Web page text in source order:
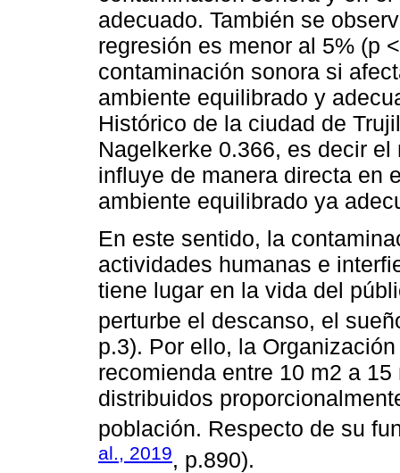
adecuado. También se
regresión es menor al 5% (p
contaminación sonora si
ambiente equilibrado y
Histórico de la ciudad de
Nagelkerke 0.366, es decir
influye de manera directa en
ambiente equilibrado ya
En este sentido, la
actividades humanas e
tiene lugar en la vida del
perturbe el descanso, el
p.3). Por ello, la
recomienda entre 10 m2 a
distribuidos
población. Respecto de su
al., 2019, p.890).